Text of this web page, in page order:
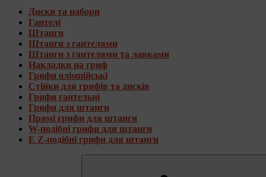
Диски та набори
Гантелі
Штанги
Штанги з гантелями
Штанги з гантелями та лавками
Накладки на гриф
Грифи олімпійські
Стійки для грифів та дисків
Грифи гантельні
Грифи для штанги
Прямі грифи для штанги
W-подібні грифи для штанги
E Z-подібні грифи для штанги